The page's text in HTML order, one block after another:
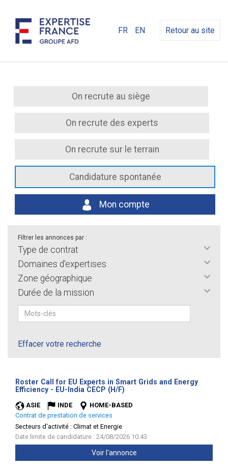
FR EN Retour au site
On recrute au siège
On recrute des experts
On recrute sur le terrain
Candidature spontanée
Mon compte
Filtrer les annonces par :
Type de contrat
Domaines d'expertises
Zone géographique
Durée de la mission
Effacer votre recherche
Roster Call for EU Experts in Smart Grids and Energy
Efficiency - EU-India CECP (H/F)
ASIE INDE
HOME-BASED
Contrat de prestation de services
Secteurs d'activité : Climat et Energie
Date limite de candidature : 24/08/2026 10:43
Voir l'annonce